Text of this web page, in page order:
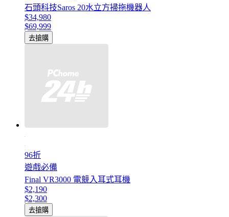
石頭科技Saros 20水立方掃拖機器人
$34,980
$69,999
去搶購
96折
遊戲必備
Final VR3000 電競入耳式耳機
$2,190
$2,300
去搶購